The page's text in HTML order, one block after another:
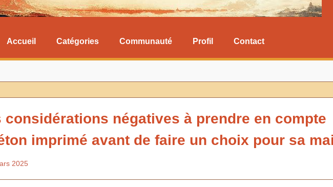
Accueil Catégories Communauté Profil Contact
considérations négatives à prendre en compte
imprimé avant de faire un choix pour sa
2025